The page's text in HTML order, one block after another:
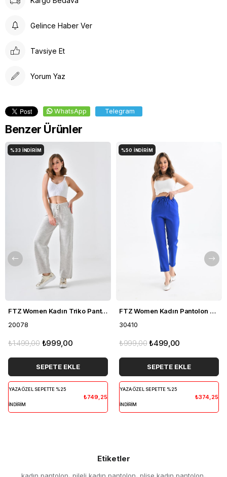
Kurutma makinesinde kurutmayınız.
Gelince Haber Ver
Tavsiye Et
Yorum Yaz
WhatsApp Telegram
Benzer Ürünler
FTZ Women Kadın Triko Pantolon Taş 20078
20078
₺999,00
₺1.499,00
SEPETE EKLE
YAZA ÖZEL SEPETTE %25
İNDİRİM
₺749,25
%33 İNDIRIM
FTZ Women Kadın Pantolon Saks Mavi 30410
30410
₺499,00
₺999,00
SEPETE EKLE
YAZA ÖZEL SEPETTE %25
İNDİRİM
₺374,25
%50 İNDIRIM
Etiketler
kadın pantolon pileli kadın pantolon plise kadın pantolon